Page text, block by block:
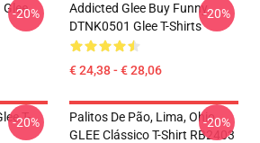
Glee
-20%
Addicted Glee Buy Funny
DTNK0501 Glee T-Shirts
€ 24,38 - € 28,06
-20%
T-
-20%
Palitos De Pão, Lima, Ohio,
GLEE Clássico T-Shirt RB2403
-20%